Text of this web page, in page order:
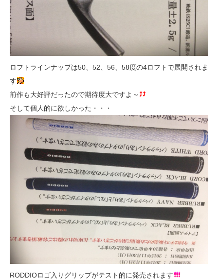
ロフトラインナップは50、52、56、58度の4ロフトで展開されま
す
前作も大好評だったので期待度大ですよ～
そして個人的に欲しかった・・・
RODDIOロゴ入りグリップがテスト的に発売されます